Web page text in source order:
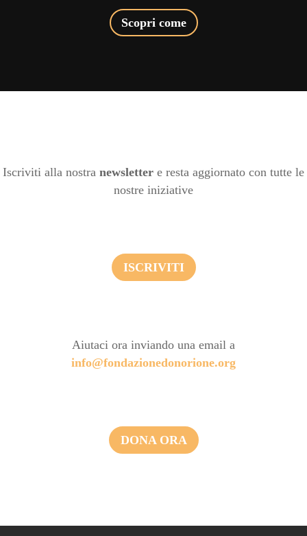
Scopri come
Iscriviti alla nostra newsletter e resta aggiornato con tutte le
nostre iniziative
ISCRIVITI
Aiutaci ora inviando una email a
info@fondazionedonorione.org
DONA ORA